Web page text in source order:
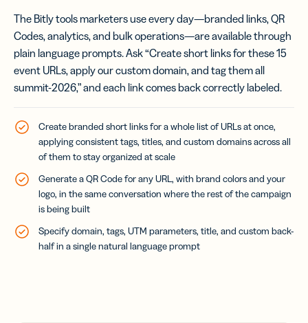
The Bitly tools marketers use every day—branded links, QR
Codes, analytics, and bulk operations—are available through
plain language prompts. Ask “Create short links for these 15
event URLs, apply our custom domain, and tag them all
summit-2026,” and each link comes back correctly labeled.
Create branded short links for a whole list of URLs at once,
applying consistent tags, titles, and custom domains across all
of them to stay organized at scale
Generate a QR Code for any URL, with brand colors and your
logo, in the same conversation where the rest of the campaign
is being built
Specify domain, tags, UTM parameters, title, and custom back-
half in a single natural language prompt